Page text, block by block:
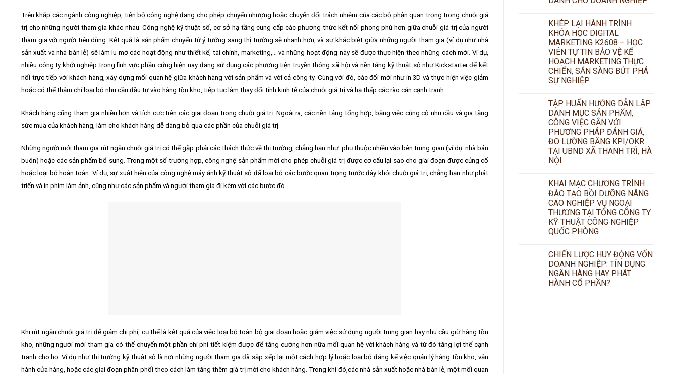
Trên khắp các ngành công nghiệp, tiến bộ công nghệ đang cho phép chuyển nhượng hoặc chuyển đổi trách nhiệm của các bộ phận quan trọng trong chuỗi giá
trị cho những người tham gia khác nhau. Công nghệ kỹ thuật số, cơ sở hạ tầng cung cấp các phương thức kết nối phong phú hơn giữa chuỗi giá trị của người
tham gia với người tiêu dùng. Kết quả là sản phẩm chuyển từ ý tưởng sang thị trường sẽ nhanh hơn, và sự khác biệt giữa những người tham gia (ví dụ như nhà
sản xuất và nhà bán lẻ) sẽ làm lu mờ các hoạt động như thiết kế, tài chính, marketing,… và những hoạt động này sẽ được thực hiện theo những cách mới. Ví dụ,
nhiều công ty khởi nghiệp trong lĩnh vực phần cứng hiện nay đang sử dụng các phương tiện truyền thông xã hội và nền tảng kỹ thuật số như Kickstarter để kết
nối trực tiếp với khách hàng, xây dựng mối quan hệ giữa khách hàng với sản phẩm và với cả công ty. Cùng với đó, các đổi mới như in 3D và thực hiện việc giảm
hoặc có thể thậm chí loại bỏ nhu cầu đầu tư vào hàng tồn kho, tiếp tục làm thay đổi tính kinh tế của chuỗi giá trị và hạ thấp các rào cản cạnh tranh.
Khách hàng cũng tham gia nhiều hơn và tích cực trên các giai đoạn trong chuỗi giá trị. Ngoài ra, các nền tảng tổng hợp, bằng việc củng cố nhu cầu và gia tăng
sức mua của khách hàng, làm cho khách hàng dễ dàng bỏ qua các phần của chuỗi giá trị.
Những người mới tham gia rút ngắn chuỗi giá trị có thể gặp phải các thách thức về thị trường, chẳng hạn như phụ thuộc nhiều vào bên trung gian (ví dụ: nhà bán
buôn) hoặc các sản phẩm bổ sung. Trong một số trường hợp, công nghệ sản phẩm mới cho phép chuỗi giá trị được cơ cấu lại sao cho giai đoạn được củng cố
hoặc loại bỏ hoàn toàn. Ví dụ, sự xuất hiện của công nghệ máy ảnh kỹ thuật số đã loại bỏ các bước quan trọng trước đây khỏi chuỗi giá trị, chẳng hạn như phát
triển và in phim làm ảnh, cũng như các sản phẩm và người tham gia đi kèm với các bước đó.
Khi rút ngắn chuỗi giá trị để giảm chi phí, cụ thể là kết quả của việc loại bỏ toàn bộ giai đoạn hoặc giảm việc sử dụng người trung gian hay nhu cầu giữ hàng tồn
kho, những người mới tham gia có thể chuyển một phần chi phí tiết kiệm được để tăng cường hơn nữa mối quan hệ với khách hàng và từ đó tăng lợi thế cạnh
tranh cho họ. Ví dụ như thị trường kỹ thuật số là nơi những người tham gia đã sắp xếp lại một cách hợp lý hoặc loại bỏ đáng kể việc quản lý hàng tồn kho, vận
hành cửa hàng, hoặc các giai đoạn phân phối theo cách làm tăng thêm giá trị mới cho khách hàng. Trong khi đó,các nhà sản xuất hoặc nhà bán lẻ, một mối quan
KHÉP LẠI HÀNH TRÌNH
KHÓA HỌC DIGITAL
MARKETING K2608 – HỌC
VIÊN TỰ TIN BẢO VỆ KẾ
HOẠCH MARKETING THỰC
CHIẾN, SẴN SÀNG BỨT PHÁ
SỰ NGHIỆP
TẬP HUẤN HƯỚNG DẪN LẬP
DANH MỤC SẢN PHẨM,
CÔNG VIỆC GẮN VỚI
PHƯƠNG PHÁP ĐÁNH GIÁ,
ĐO LƯỜNG BẰNG KPI/OKR
TẠI UBND XÃ THANH TRÌ, HÀ
NỘI
KHAI MẠC CHƯƠNG TRÌNH
ĐÀO TẠO BỒI DƯỠNG NÂNG
CAO NGHIỆP VỤ NGOẠI
THƯƠNG TẠI TỔNG CÔNG TY
KỸ THUẬT CÔNG NGHIỆP
QUỐC PHÒNG
CHIẾN LƯỢC HUY ĐỘNG VỐN
DOANH NGHIỆP: TÍN DỤNG
NGÂN HÀNG HAY PHÁT
HÀNH CỔ PHẦN?